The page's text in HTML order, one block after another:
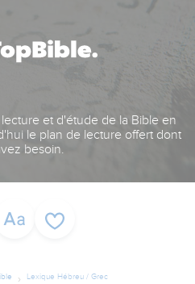
et d'étude de la Bible en
le plan de lecture offert dont
besoin.
Lexique Hébreu / Grec